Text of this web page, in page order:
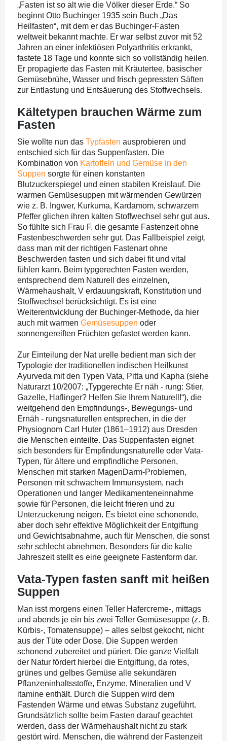
„Fasten ist so alt wie die Völker dieser Erde.“ So
beginnt Otto Buchinger 1935 sein Buch „Das
Heilfasten“, mit dem er das Buchinger-Fasten
weltweit bekannt machte. Er war selbst zuvor mit 52
Jahren an einer infektiösen Polyarthritis erkrankt,
fastete 18 Tage und konnte sich so vollständig heilen.
Er propagierte das Fasten mit Kräutertee, basischer
Gemüsebrühe, Wasser und frisch gepressten Säften
zur Entlastung und Entsäuerung des Stoffwechsels.
Kältetypen brauchen Wärme zum
Fasten
Sie wollte nun das Typfasten ausprobieren und
entschied sich für das Suppenfasten. Die
Kombination von Kartoffeln und Gemüse in den
Suppen sorgte für einen konstanten
Blutzuckerspiegel und einen stabilen Kreislauf. Die
warmen Gemüsesuppen mit wärmenden Gewürzen
wie z. B. Ingwer, Kurkuma, Kardamom, schwarzem
Pfeffer glichen ihren kalten Stoffwechsel sehr gut aus.
So fühlte sich Frau F. die gesamte Fastenzeit ohne
Fastenbeschwerden sehr gut. Das Fallbeispiel zeigt,
dass man mit der richtigen Fastenart ohne
Beschwerden fasten und sich dabei fit und vital
fühlen kann. Beim typgerechten Fasten werden,
entsprechend dem Naturell des einzelnen,
Wärmehaushalt, V erdauungskraft, Konstitution und
Stoffwechsel berücksichtigt. Es ist eine
Weiterentwicklung der Buchinger-Methode, da hier
auch mit warmen Gemüsesuppen oder
sonnengereiften Früchten gefastet werden kann.
Zur Einteilung der Nat urelle bedient man sich der
Typologie der traditionellen indischen Heilkunst
Ayurveda mit den Typen Vata, Pitta und Kapha (siehe
Naturarzt 10/2007: „Typgerechte Er näh - rung: Stier,
Gazelle, Haflinger? Helfen Sie Ihrem Naturell!“), die
weitgehend den Empfindungs-, Bewegungs- und
Ernäh - rungsnaturellen entsprechen, in die der
Physiognom Carl Huter (1861–1912) aus Dresden
die Menschen einteilte. Das Suppenfasten eignet
sich besonders für Empfindungsnaturelle oder Vata-
Typen, für ältere und empfindliche Personen,
Menschen mit starken MagenDarm-Problemen,
Personen mit schwachem Immunsystem, nach
Operationen und langer Medikamenteneinnahme
sowie für Personen, die leicht frieren und zu
Unterzuckerung neigen. Es bietet eine schonende,
aber doch sehr effektive Möglichkeit der Entgiftung
und Gewichtsabnahme, auch für Menschen, die sonst
sehr schlecht abnehmen. Besonders für die kalte
Jahreszeit stellt es eine geeignete Fastenform dar.
Vata-Typen fasten sanft mit heißen
Suppen
Man isst morgens einen Teller Hafercreme-, mittags
und abends je ein bis zwei Teller Gemüsesuppe (z. B.
Kürbis-, Tomatensuppe) – alles selbst gekocht, nicht
aus der Tüte oder Dose. Die Suppen werden
schonend zubereitet und püriert. Die ganze Vielfalt
der Natur fördert hierbei die Entgiftung, da rotes,
grünes und gelbes Gemüse alle sekundären
Pflanzeninhaltsstoffe, Enzyme, Mineralien und V
itamine enthält. Durch die Suppen wird dem
Fastenden Wärme und etwas Substanz zugeführt.
Grundsätzlich sollte beim Fasten darauf geachtet
werden, dass der Wärmehaushalt nicht zu stark
gestört wird. Menschen, die während der Fastenzeit